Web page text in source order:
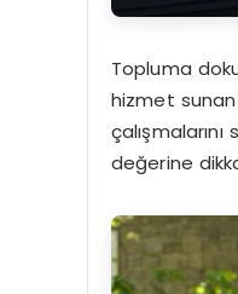
Topluma
hizmet sunan
değerine